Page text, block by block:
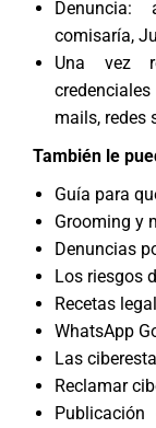
comisaría,
Una vez
mails, redes
También le
Guía para
Grooming y
Denuncias
Los riesgos
Recetas
WhatsApp
Las
Reclamar